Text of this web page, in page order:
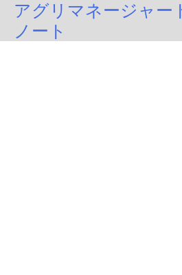
Skipアグリマネージャー
ノート